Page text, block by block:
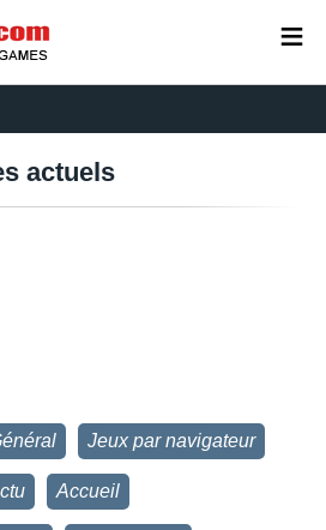
actuels
Jeux par navigateur
Accueil
≡